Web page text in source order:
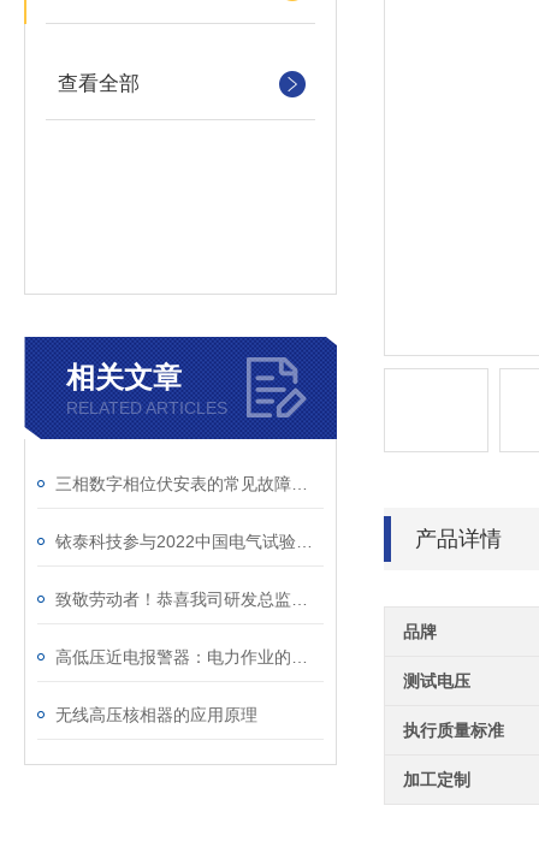
查看全部
相关文章
RELATED ARTICLES
无线高压核相器的应用原理
产品详情
品牌
测试电压
执行质量标准
加工定制